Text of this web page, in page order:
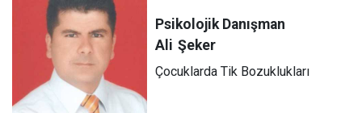
Psikolojik Danışman
Ali Şeker
Çocuklarda Tik Bozuklukları